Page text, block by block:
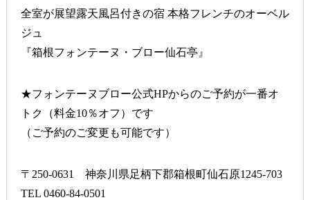
全室が展望露天風呂付きの宿 本格フレンチのオーベル
ジュ
『箱根フォンテーヌ・ブロー仙石亭』
★フォンテーヌブロー公式HPからのご予約が一番オ
トク（料金10％オフ）です
（ご予約のご変更も可能です）
〒250-0631 神奈川県足柄下郡箱根町仙石原1245-703
TEL 0460-84-0501